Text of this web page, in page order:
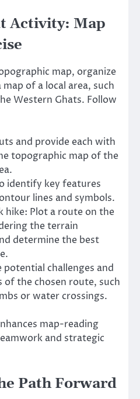
Activity: Map
map, organize
of a local area, such
Western Ghats. Follow
and provide each with
topographic map of the
identify key features
lines and symbols.
hike: Plot a route on the
the terrain
determine the best
potential challenges and
of the chosen route, such
or water crossings.
map-reading
and strategic
Path Forward